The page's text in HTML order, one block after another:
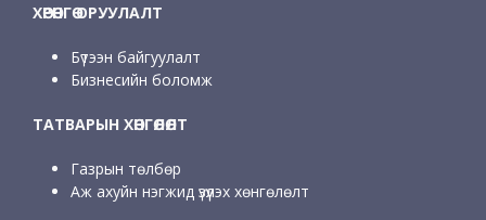
ХӨРӨНГӨ ОРУУЛАЛТ
Бүтээн байгуулалт
Бизнесийн боломж
ТАТВАРЫН ХӨНГӨЛӨЛТ
Газрын төлбөр
Аж ахуйн нэгжид үзүүлэх хөнгөлөлт